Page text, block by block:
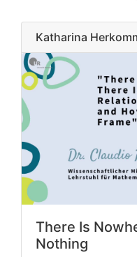
Katharina
There Is
Nothing